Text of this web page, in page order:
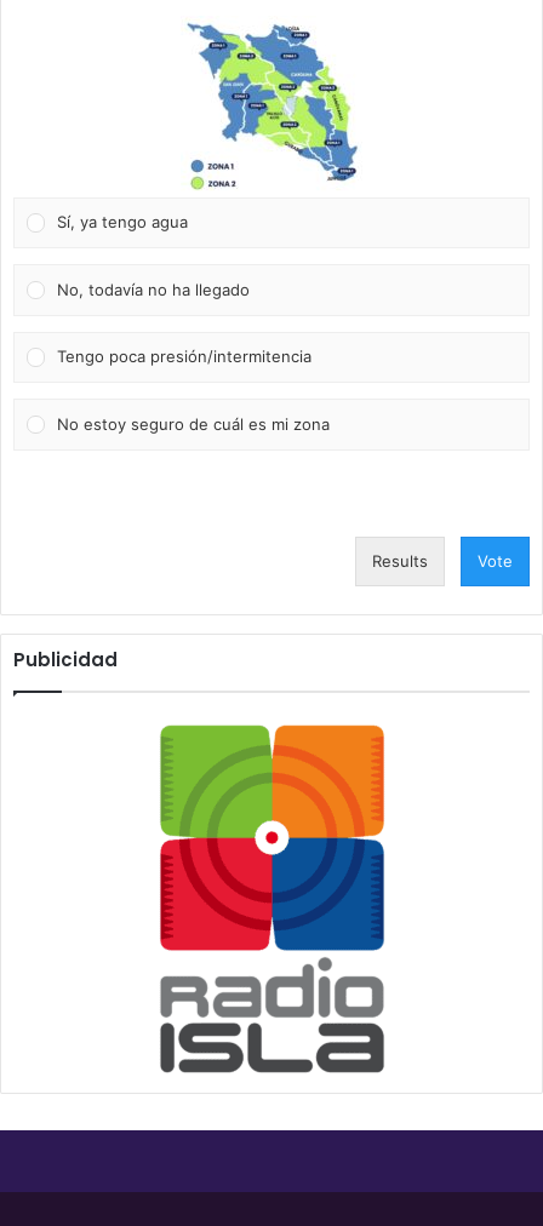
Sí, ya tengo agua
No, todavía no ha llegado
Tengo poca presión/intermitencia
No estoy seguro de cuál es mi zona
Results Vote
Publicidad